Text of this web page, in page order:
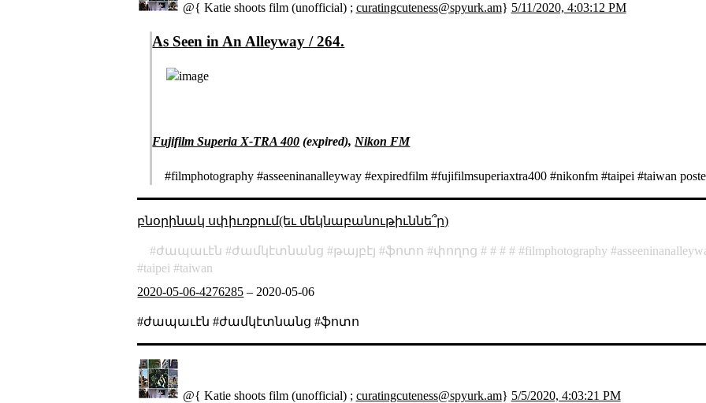
@{ Katie shoots film (unofficial) ; curatingcuteness@spyurk.am} 5/11/2020, 4:03:12 PM
As Seen in An Alleyway / 264.
Fujifilm Superia X-TRA 400 (expired), Nikon FM
#filmphotography #asseeninanalleyway #expiredfilm #fujifilmsuperiaxtra400 #nikonfm #taipei #taiwan
բնօրինակ սփիւռքում(եւ մեկնաբանութիւննե՞ր)
ժապաւէն ժամկէտնանց թայբէյ ֆոտո փողոց filmphotography
taipei
taiwan
2020-05-06-4276285 – 2020-05-06
#ժապաւէն #ժամկէտնանց #ֆոտո
@{ Katie shoots film (unofficial) ; curatingcuteness@spyurk.am} 5/5/2020, 4:03:21 PM